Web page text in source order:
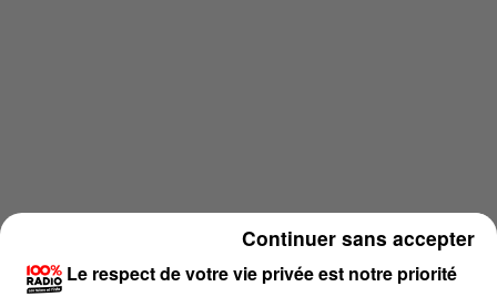
Le respect de votre vie privée est notre priorité
Continuer sans accepter